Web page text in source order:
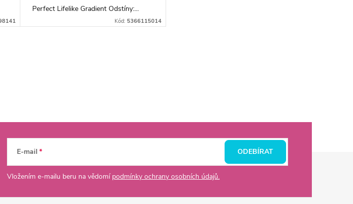
Perfect Lifelike Gradient Odstíny:...
Kód: 5366115014
E-mail
Vložením e-mailu beru na vědomí podmínky ochrany osobních údajů.
ODEBÍRAT